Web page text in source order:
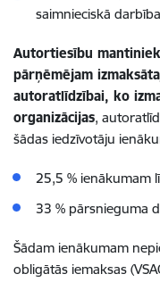
saimnieciskā
Autortiesību
pārņēmējam
autoratlīdzībai, ko
organizācijas,
šādas iedzīvotāju
25,5 % ienākumam
33 % pārsnieguma
Šādam ienākumam
obligātās iemaksas